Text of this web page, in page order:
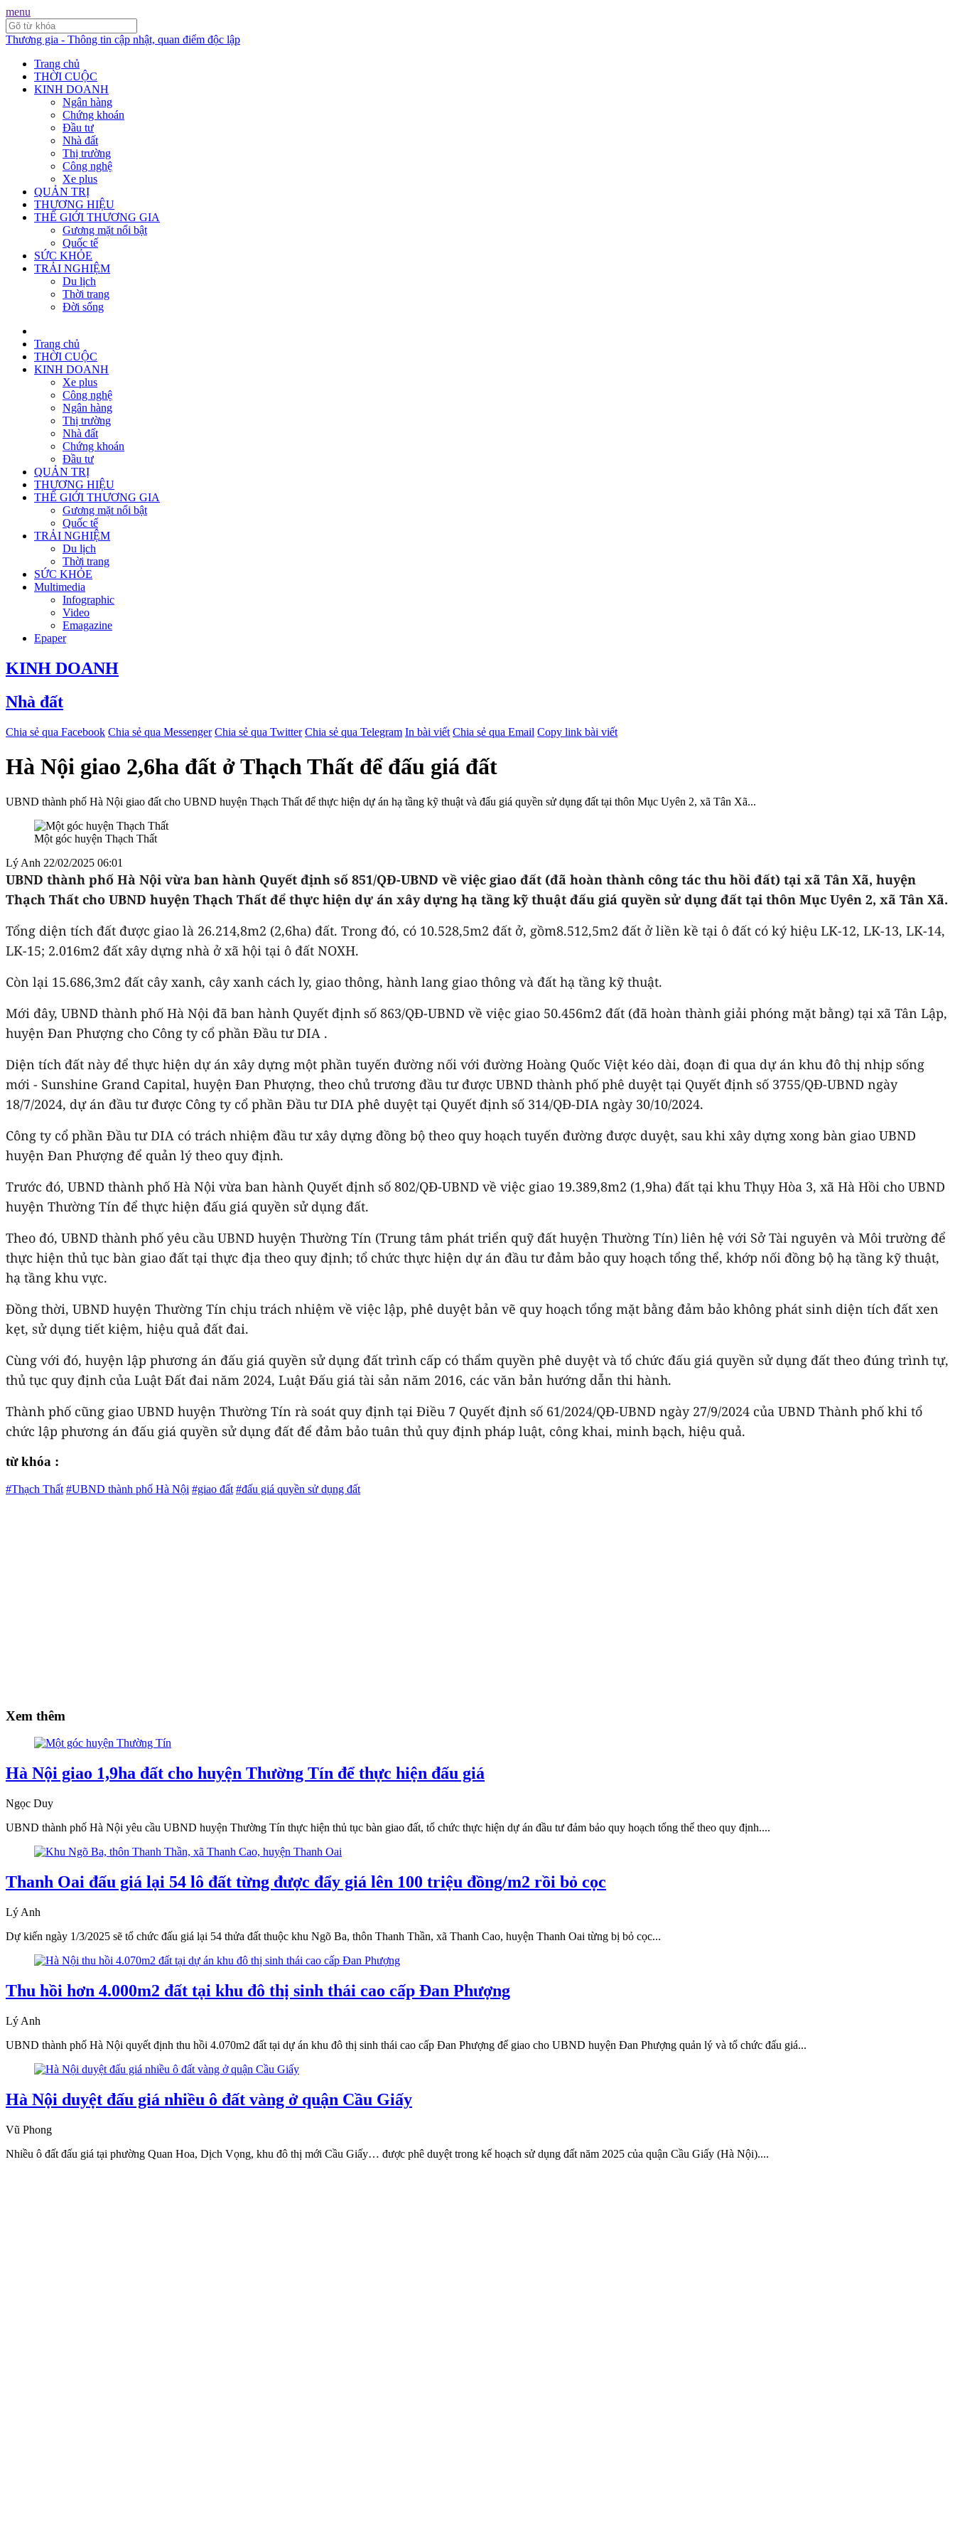
menu
Thương gia - Thông tin cập nhật, quan điểm độc lập
Trang chủ
THỜI CUỘC
KINH DOANH
Ngân hàng
Chứng khoán
Đầu tư
Nhà đất
Thị trường
Công nghệ
Xe plus
QUẢN TRỊ
THƯƠNG HIỆU
THẾ GIỚI THƯƠNG GIA
Gương mặt nổi bật
Quốc tế
SỨC KHỎE
TRẢI NGHIỆM
Du lịch
Thời trang
Đời sống
Trang chủ
THỜI CUỘC
KINH DOANH
Xe plus
Công nghệ
Ngân hàng
Thị trường
Nhà đất
Chứng khoán
Đầu tư
QUẢN TRỊ
THƯƠNG HIỆU
THẾ GIỚI THƯƠNG GIA
Gương mặt nổi bật
Quốc tế
TRẢI NGHIỆM
Du lịch
Thời trang
SỨC KHỎE
Multimedia
Infographic
Video
Emagazine
Epaper
KINH DOANH
Nhà đất
Chia sẻ qua Facebook Chia sẻ qua Messenger Chia sẻ qua Twitter Chia sẻ qua Telegram In bài viết Chia sẻ qua Email Copy link bài viết
Hà Nội giao 2,6ha đất ở Thạch Thất để đấu giá đất
UBND thành phố Hà Nội giao đất cho UBND huyện Thạch Thất để thực hiện dự án hạ tầng kỹ thuật và đấu giá quyền sử dụng đất tại thôn Mục Uyên 2, xã Tân Xã...
Một góc huyện Thạch Thất
Lý Anh 22/02/2025 06:01
UBND thành phố Hà Nội vừa ban hành Quyết định số 851/QĐ-UBND về việc giao đất (đã hoàn thành công tác thu hồi đất) tại xã Tân Xã, huyện
Thạch Thất cho UBND huyện Thạch Thất để thực hiện dự án xây dựng hạ tầng kỹ thuật đấu giá quyền sử dụng đất tại thôn Mục Uyên 2, xã Tân Xã.
Tổng diện tích đất được giao là 26.214,8m2 (2,6ha) đất. Trong đó, có 10.528,5m2 đất ở, gồm8.512,5m2 đất ở liền kề tại ô đất có ký hiệu LK-12, LK-13, LK-14,
LK-15; 2.016m2 đất xây dựng nhà ở xã hội tại ô đất NOXH.
Còn lại 15.686,3m2 đất cây xanh, cây xanh cách ly, giao thông, hành lang giao thông và đất hạ tầng kỹ thuật.
Mới đây, UBND thành phố Hà Nội đã ban hành Quyết định số 863/QĐ-UBND về việc giao 50.456m2 đất (đã hoàn thành giải phóng mặt bằng) tại xã Tân Lập,
huyện Đan Phượng cho Công ty cổ phần Đầu tư DIA .
Diện tích đất này để thực hiện dự án xây dựng một phần tuyến đường nối với đường Hoàng Quốc Việt kéo dài, đoạn đi qua dự án khu đô thị nhịp sống
mới - Sunshine Grand Capital, huyện Đan Phượng, theo chủ trương đầu tư được UBND thành phố phê duyệt tại Quyết định số 3755/QĐ-UBND ngày
18/7/2024, dự án đầu tư được Công ty cổ phần Đầu tư DIA phê duyệt tại Quyết định số 314/QĐ-DIA ngày 30/10/2024.
Công ty cổ phần Đầu tư DIA có trách nhiệm đầu tư xây dựng đồng bộ theo quy hoạch tuyến đường được duyệt, sau khi xây dựng xong bàn giao UBND
huyện Đan Phượng để quản lý theo quy định.
Trước đó, UBND thành phố Hà Nội vừa ban hành Quyết định số 802/QĐ-UBND về việc giao 19.389,8m2 (1,9ha) đất tại khu Thụy Hòa 3, xã Hà Hồi cho UBND
huyện Thường Tín để thực hiện đấu giá quyền sử dụng đất.
Theo đó, UBND thành phố yêu cầu UBND huyện Thường Tín (Trung tâm phát triển quỹ đất huyện Thường Tín) liên hệ với Sở Tài nguyên và Môi trường để
thực hiện thủ tục bàn giao đất tại thực địa theo quy định; tổ chức thực hiện dự án đầu tư đảm bảo quy hoạch tổng thể, khớp nối đồng bộ hạ tầng kỹ thuật,
hạ tầng khu vực.
Đồng thời, UBND huyện Thường Tín chịu trách nhiệm về việc lập, phê duyệt bản vẽ quy hoạch tổng mặt bằng đảm bảo không phát sinh diện tích đất xen
kẹt, sử dụng tiết kiệm, hiệu quả đất đai.
Cùng với đó, huyện lập phương án đấu giá quyền sử dụng đất trình cấp có thẩm quyền phê duyệt và tổ chức đấu giá quyền sử dụng đất theo đúng trình tự,
thủ tục quy định của Luật Đất đai năm 2024, Luật Đấu giá tài sản năm 2016, các văn bản hướng dẫn thi hành.
Thành phố cũng giao UBND huyện Thường Tín rà soát quy định tại Điều 7 Quyết định số 61/2024/QĐ-UBND ngày 27/9/2024 của UBND Thành phố khi tổ
chức lập phương án đấu giá quyền sử dụng đất để đảm bảo tuân thủ quy định pháp luật, công khai, minh bạch, hiệu quả.
từ khóa :
#Thạch Thất #UBND thành phố Hà Nội #giao đất #đấu giá quyền sử dụng đất
Xem thêm
Hà Nội giao 1,9ha đất cho huyện Thường Tín để thực hiện đấu giá
Ngọc Duy
UBND thành phố Hà Nội yêu cầu UBND huyện Thường Tín thực hiện thủ tục bàn giao đất, tổ chức thực hiện dự án đầu tư đảm bảo quy hoạch tổng thể theo quy định....
Thanh Oai đấu giá lại 54 lô đất từng được đẩy giá lên 100 triệu đồng/m2 rồi bỏ cọc
Lý Anh
Dự kiến ngày 1/3/2025 sẽ tổ chức đấu giá lại 54 thửa đất thuộc khu Ngõ Ba, thôn Thanh Thần, xã Thanh Cao, huyện Thanh Oai từng bị bỏ cọc...
Thu hồi hơn 4.000m2 đất tại khu đô thị sinh thái cao cấp Đan Phượng
Lý Anh
UBND thành phố Hà Nội quyết định thu hồi 4.070m2 đất tại dự án khu đô thị sinh thái cao cấp Đan Phượng để giao cho UBND huyện Đan Phượng quản lý và tổ chức đấu giá...
Hà Nội duyệt đấu giá nhiều ô đất vàng ở quận Cầu Giấy
Vũ Phong
Nhiều ô đất đấu giá tại phường Quan Hoa, Dịch Vọng, khu đô thị mới Cầu Giấy… được phê duyệt trong kế hoạch sử dụng đất năm 2025 của quận Cầu Giấy (Hà Nội)....